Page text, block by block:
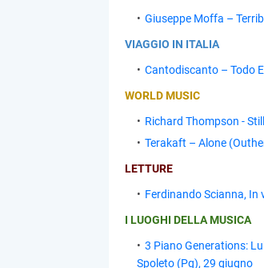
Giuseppe Moffa –
VIAGGIO IN ITALIA
Cantodiscanto – Todo
WORLD MUSIC
Richard Thompson -
Terakaft – Alone
LETTURE
Ferdinando Scianna, In
I LUOGHI DELLA MUSICA
3 Piano Generations:
Spoleto (Pg), 29 giugno